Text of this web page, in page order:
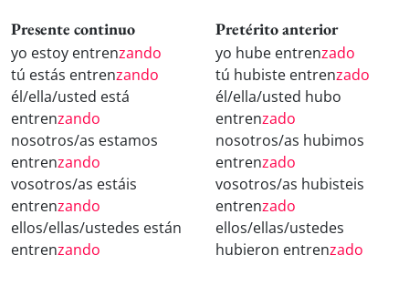
Presente continuo
yo estoy entrenzando
tú estás entrenzando
él/ella/usted está
entrenzando
nosotros/as estamos
entrenzando
vosotros/as estáis
entrenzando
ellos/ellas/ustedes están
entrenzando
Pretérito anterior
yo hube entrenzado
tú hubiste entrenzado
él/ella/usted hubo
entrenzado
nosotros/as hubimos
entrenzado
vosotros/as hubisteis
entrenzado
ellos/ellas/ustedes
hubieron entrenzado